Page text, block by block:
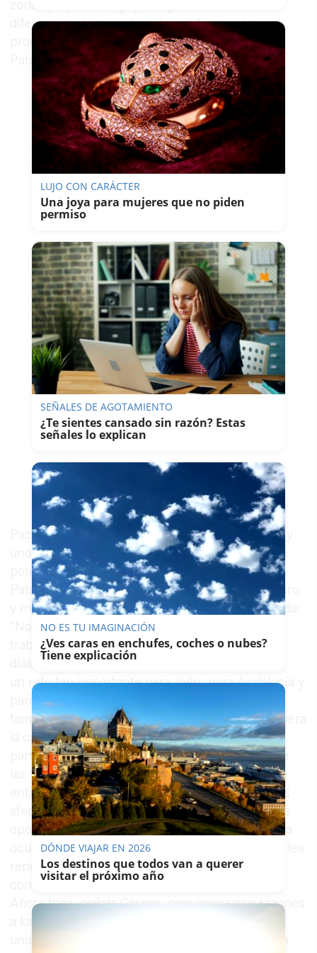
zonas propuestas, y que haya una clara
diferenciación con etiquetas de los aceites
producidos en las zonas que sean declaradas
Patrimonio de la Humanidad de la Unesco.
Paco Casero, presidente de la Fundación Savia y
uno de los mayores activistas desde el inicio en
potenciar la candidatura del paisaje del Olivar a
Patrimonio de la UNESCO, no sale de su asombro
y muestra su indignación ante la situación creada:
"No lo puedo entender. Llevamos diez años
trabajando codo con codo, dando ejemplo de
diálogo, coordinación y responsabilidad ante
un reto tan importante para Jaén, para Andalucía y
para el sector del olivar y del aceite, pero
también para el sector turístico porque si prospera
la candidatura y se consigue la designación por
parte de la Unesco el beneficio para el futuro de
las 14 zonas incluidas sería muy importante. No
entiendo ese poner trabas, por una parte, de los
afectados, sólo puede obedecer a que los que se
oponen no han sido bien informados, o se les ha
ocultado intencionadamente los beneficios que les
reportaría el que el paisaje del olivar sea
considerado Patrimonio Mundial de la Unesco.
Ahora toca, señala Casero, convencer con razones
LUJO CON CARÁCTER
Una joya para mujeres que no piden
permiso
SEÑALES DE AGOTAMIENTO
¿Te sientes cansado sin razón? Estas
señales lo explican
NO ES TU IMAGINACIÓN
¿Ves caras en enchufes, coches o nubes?
Tiene explicación
DÓNDE VIAJAR EN 2026
Los destinos que todos van a querer
visitar el próximo año